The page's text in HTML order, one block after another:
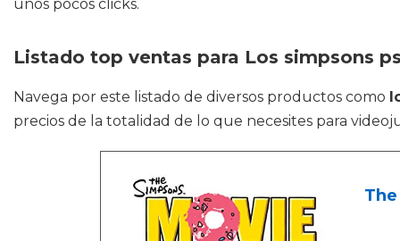
unos pocos clicks.
Listado top ventas para Los simpsons
Navega por este listado de diversos productos como
precios de la totalidad de lo que necesites para